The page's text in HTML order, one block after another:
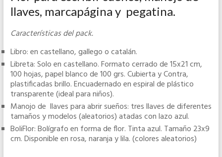
llaves, marcapágina y pegatina.
Características del pack.
Libro: en castellano, gallego o catalán.
Libreta: Solo en castellano. Formato cerrado de 15x21 cm,
100 hojas, papel blanco de 100 grs. Cubierta y Contra,
plastificadas brillo. Encuadernado en espiral de plástico
transparente (ideal para niños).
Manojo de llaves para abrir sueños: tres llaves de diferentes
tamaños y modelos (aleatorios) atadas con lazo azul.
BoliFlor: Bolígrafo en forma de flor. Tinta azul. Tamaño 23x9
cm. Disponible en rosa, naranja y lila. (colores aleatorios)